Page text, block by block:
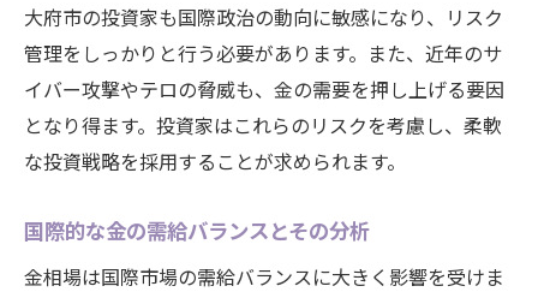
大府市の投資家も国際政治の動向に敏感になり、リスク
管理をしっかりと行う必要があります。また、近年のサ
イバー攻撃やテロの脅威も、金の需要を押し上げる要因
となり得ます。投資家はこれらのリスクを考慮し、柔軟
な投資戦略を採用することが求められます。
国際的な金の需給バランスとその分析
金相場は国際市場の需給バランスに大きく影響を受けま